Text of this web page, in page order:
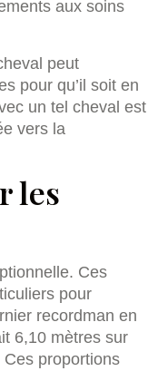
aux soins
peut
pour qu’il soit en
un tel cheval est
vers la
les
Ces
pour
recordman en
6,10 mètres sur
Ces proportions